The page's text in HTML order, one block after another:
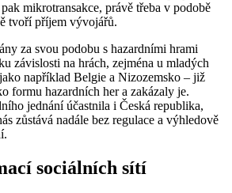
mikrotransakce, právě třeba v podobě
tvoří příjem vývojářů.
za svou podobu s hazardními hrami
závislosti na hrách, zejména u mladých
například Belgie a Nizozemsko – již
formu hazardních her a zakázaly je.
jednání účastnila i Česká republika,
zůstává nadále bez regulace a výhledově
sociálních sítí